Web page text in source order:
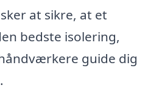
at sikre, at et
bedste isolering,
guide dig